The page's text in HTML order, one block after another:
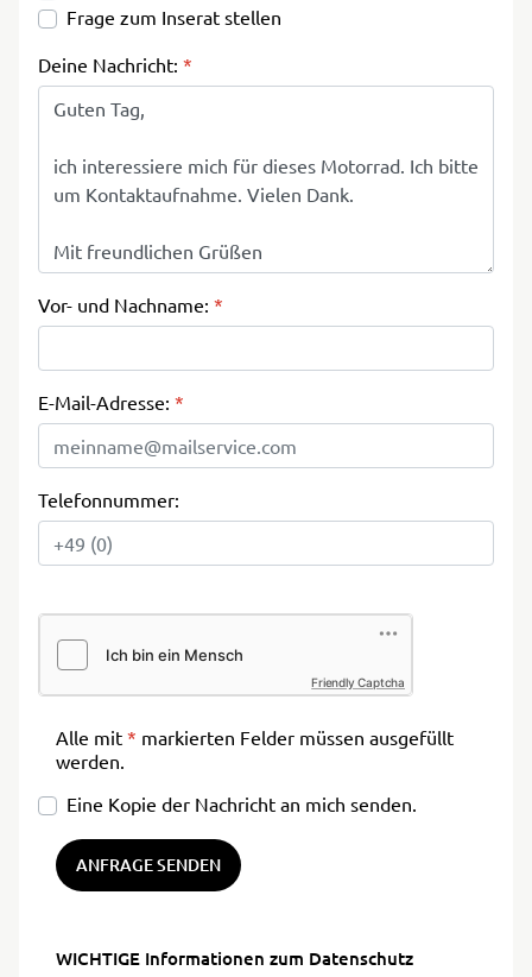
Frage zum Inserat stellen
Deine Nachricht: *
Vor- und Nachname: *
E-Mail-Adresse: *
Telefonnummer:
Friendly Captcha
Alle mit * markierten Felder müssen ausgefüllt
werden.
Eine Kopie der Nachricht an mich senden.
ANFRAGE SENDEN
WICHTIGE Informationen zum Datenschutz